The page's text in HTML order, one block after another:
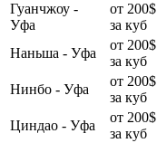
Гуанчжоу -
Уфа
от 200$
за куб
Наньша - Уфа
от 200$
за куб
Нинбо - Уфа
от 200$
за куб
Циндао - Уфа
от 200$
за куб